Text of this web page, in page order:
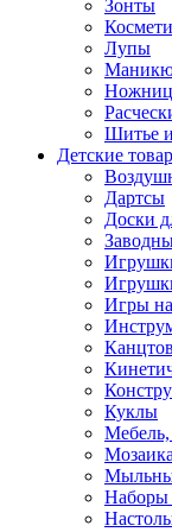
Зонты
Лупы
Шитье
Детские
Дартсы
Доски
Игры на
Куклы
Мебель,
Мозаика
Наборы